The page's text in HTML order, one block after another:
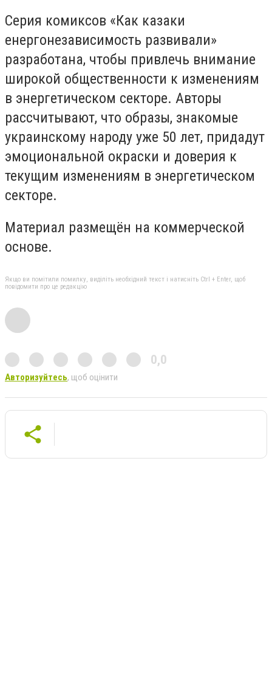
Серия комиксов «Как казаки
енергонезависимость развивали»
разработана, чтобы привлечь внимание
широкой общественности к изменениям
в энергетическом секторе. Авторы
рассчитывают, что образы, знакомые
украинскому народу уже 50 лет, придадут
эмоциональной окраски и доверия к
текущим изменениям в энергетическом
секторе.
Материал размещён на коммерческой
основе.
Якщо ви помітили помилку, виділіть необхідний текст і натисніть Ctrl + Enter, щоб
повідомити про це редакцію
0,0
Авторизуйтесь, щоб оцінити